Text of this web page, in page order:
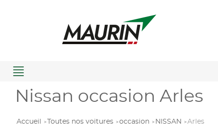
Menu
Nissan occasion Arles
Accueil Toutes nos voitures occasion NISSAN Arles